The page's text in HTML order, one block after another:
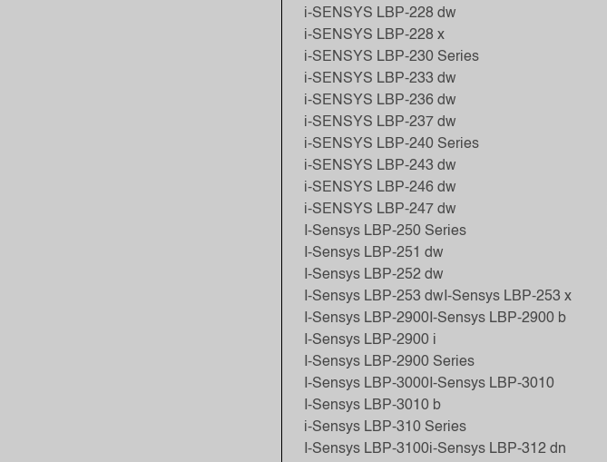
i-SENSYS LBP-228 dw
i-SENSYS LBP-228 x
i-SENSYS LBP-230 Series
i-SENSYS LBP-233 dw
i-SENSYS LBP-236 dw
i-SENSYS LBP-237 dw
i-SENSYS LBP-240 Series
i-SENSYS LBP-243 dw
i-SENSYS LBP-246 dw
i-SENSYS LBP-247 dw
I-Sensys LBP-250 Series
I-Sensys LBP-251 dw
I-Sensys LBP-252 dw
I-Sensys LBP-253 dw I-Sensys LBP-253 x
I-Sensys LBP-2900 I-Sensys LBP-2900 b
I-Sensys LBP-2900 i
I-Sensys LBP-2900 Series
I-Sensys LBP-3000 I-Sensys LBP-3010
I-Sensys LBP-3010 b
i-Sensys LBP-310 Series
I-Sensys LBP-3100i-Sensys LBP-312 dn